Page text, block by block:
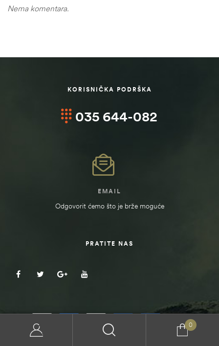
Nema komentara.
KORISNIČKA PODRŠKA
035 644-082
EMAIL
Odgovorit ćemo što je brže moguće
PRATITE NAS
0